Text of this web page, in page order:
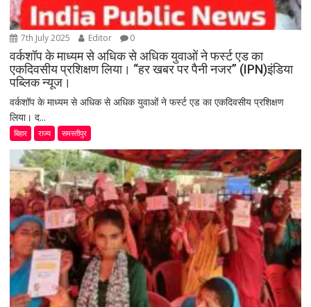
7th July 2025 Editor 0
वर्कशॉप के माध्यम से अधिक से अधिक युवाओं ने फर्स्ट एड का
एकदिवसीय प्रशिक्षण लिया। “हर खबर पर पैनी नजर” (IPN)इंडिया
पब्लिक न्यूज।
वर्कशॉप के माध्यम से अधिक से अधिक युवाओं ने फर्स्ट एड का एकदिवसीय प्रशिक्षण
लिया। द...
बिहार राज्य समस्तीपुर